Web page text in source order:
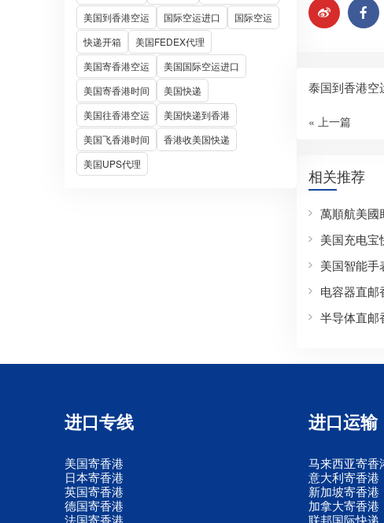
美国到香港空运
国际空运进口
国际空运
快递开箱
美国FEDEX代理
美国寄香港空运
美国国际空运进口
美国寄香港时间
美国快递
美国往香港空运
美国快递到香港
美国飞香港时间
香港收美国快递
美国UPS代理
泰国到香港空
« 上一篇
相关推荐
萬順航美國
美国充电宝
美国智能手
电容器直邮
半导体直邮
进口专线
美国寄香港
日本寄香港
英国寄香港
德国寄香港
法国寄香港
进口运输
马来西亚寄香
意大利寄香港
新加坡寄香港
加拿大寄香港
联邦国际快递